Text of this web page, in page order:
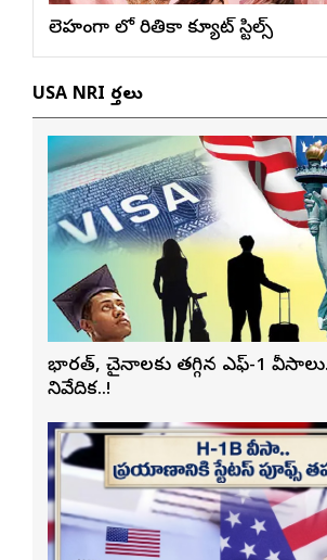
లెహంగా లో రితికా క్యూట్ స్టిల్స్
USA NRI వార్తలు
భారత్, చైనాలకు తగ్గిన ఎఫ్-1
నివేదిక..!